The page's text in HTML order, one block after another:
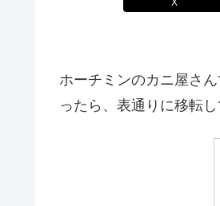
X
ホーチミンのカニ屋さ
ったら、表通りに移転し